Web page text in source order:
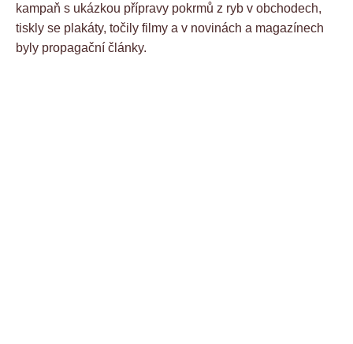
kampaň s ukázkou přípravy pokrmů z ryb v obchodech,
tiskly se plakáty, točily filmy a v novinách a magazínech
byly propagační články.